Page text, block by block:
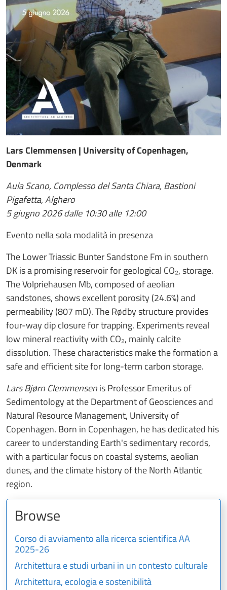
Lars Clemmensen | University of Copenhagen,
Denmark
Aula Scano, Complesso del Santa Chiara, Bastioni
Pigafetta, Alghero
5 giugno 2026 dalle 10:30 alle 12:00
Evento nella sola modalità in presenza
The Lower Triassic Bunter Sandstone Fm in southern
DK is a promising reservoir for geological CO₂, storage.
The Volpriehausen Mb, composed of aeolian
sandstones, shows excellent porosity (24.6%) and
permeability (807 mD). The Rødby structure provides
four-way dip closure for trapping. Experiments reveal
low mineral reactivity with CO₂, mainly calcite
dissolution. These characteristics make the formation a
safe and efficient site for long-term carbon storage.
Lars Bjørn Clemmensenis Professor Emeritus of
Sedimentology at the Department of Geosciences and
Natural Resource Management, University of
Copenhagen. Born in Copenhagen, he has dedicated his
career to understanding Earth's sedimentary records,
with a particular focus on coastal systems, aeolian
dunes, and the climate history of the North Atlantic
region.
Browse
Corso di avviamento alla ricerca scientifica AA
2025-26
Architettura e studi urbani in un contesto culturale
Architettura, ecologia e sostenibilità